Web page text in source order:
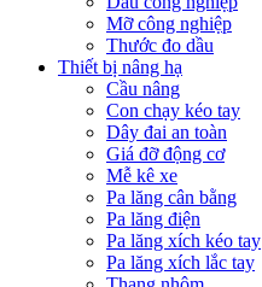
Mỡ công nghiệp
Thước đo dầu
Thiết bị nâng hạ
Cầu nâng
Con chạy kéo tay
Dây đai an toàn
Giá đỡ động cơ
Mễ kê xe
Pa lăng cân bằng
Pa lăng điện
Pa lăng xích kéo tay
Pa lăng xích lắc tay